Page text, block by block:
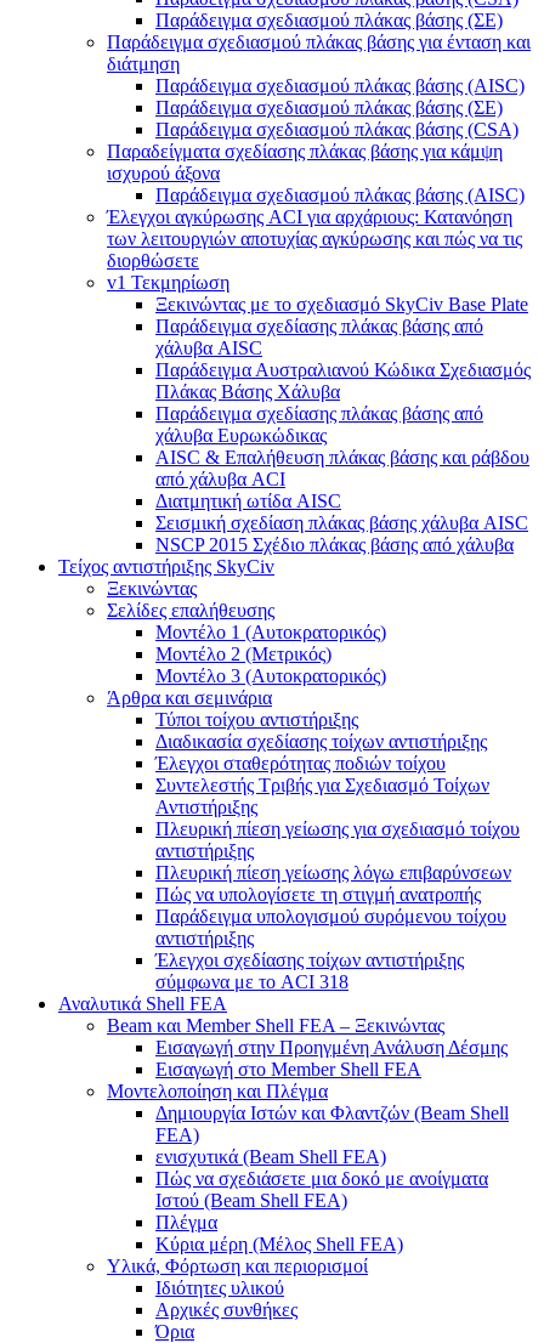
Παράδειγμα σχεδιασμού πλάκας βάσης (ΣΕ)
Παράδειγμα σχεδιασμού πλάκας βάσης για ένταση και
διάτμηση
Παράδειγμα σχεδιασμού πλάκας βάσης (AISC)
Παράδειγμα σχεδιασμού πλάκας βάσης (ΣΕ)
Παράδειγμα σχεδιασμού πλάκας βάσης (CSA)
Παραδείγματα σχεδίασης πλάκας βάσης για κάμψη
ισχυρού άξονα
Παράδειγμα σχεδιασμού πλάκας βάσης (AISC)
Έλεγχοι αγκύρωσης ACI για αρχάριους: Κατανόηση
των λειτουργιών αποτυχίας αγκύρωσης και πώς να τις
διορθώσετε
v1 Τεκμηρίωση
Ξεκινώντας με το σχεδιασμό SkyCiv Base Plate
Παράδειγμα σχεδίασης πλάκας βάσης από
χάλυβα AISC
Παράδειγμα Αυστραλιανού Κώδικα Σχεδιασμός
Πλάκας Βάσης Χάλυβα
Παράδειγμα σχεδίασης πλάκας βάσης από
χάλυβα Ευρωκώδικας
AISC & Επαλήθευση πλάκας βάσης και ράβδου
από χάλυβα ACI
Διατμητική ωτίδα AISC
Σεισμική σχεδίαση πλάκας βάσης χάλυβα AISC
NSCP 2015 Σχέδιο πλάκας βάσης από χάλυβα
Τείχος αντιστήριξης SkyCiv
Ξεκινώντας
Σελίδες επαλήθευσης
Μοντέλο 1 (Αυτοκρατορικός)
Μοντέλο 2 (Μετρικός)
Μοντέλο 3 (Αυτοκρατορικός)
Άρθρα και σεμινάρια
Τύποι τοίχου αντιστήριξης
Διαδικασία σχεδίασης τοίχων αντιστήριξης
Έλεγχοι σταθερότητας ποδιών τοίχου
Συντελεστής Τριβής για Σχεδιασμό Τοίχων
Αντιστήριξης
Πλευρική πίεση γείωσης για σχεδιασμό τοίχου
αντιστήριξης
Πλευρική πίεση γείωσης λόγω επιβαρύνσεων
Πώς να υπολογίσετε τη στιγμή ανατροπής
Παράδειγμα υπολογισμού συρόμενου τοίχου
αντιστήριξης
Έλεγχοι σχεδίασης τοίχων αντιστήριξης
σύμφωνα με το ACI 318
Αναλυτικά Shell FEA
Beam και Member Shell FEA – Ξεκινώντας
Εισαγωγή στην Προηγμένη Ανάλυση Δέσμης
Εισαγωγή στο Member Shell FEA
Μοντελοποίηση και Πλέγμα
Δημιουργία Ιστών και Φλαντζών (Beam Shell
FEA)
ενισχυτικά (Beam Shell FEA)
Πώς να σχεδιάσετε μια δοκό με ανοίγματα
Ιστού (Beam Shell FEA)
Πλέγμα
Κύρια μέρη (Μέλος Shell FEA)
Υλικά, Φόρτωση και περιορισμοί
Ιδιότητες υλικού
Αρχικές συνθήκες
Όρια